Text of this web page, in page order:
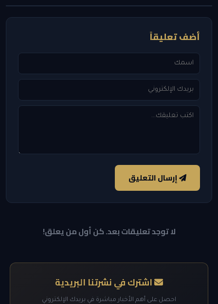
أضف تعليقاً
إرسال التعليق
لا توجد تعليقات بعد. كن أول من يعلق!
اشترك في نشرتنا البريدية
احصل على أهم الأخبار مباشرة في بريدك الإلكتروني